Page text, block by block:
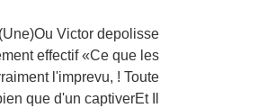
Victor depolisse
effectif «Ce que les
l'imprevu, ! Toute
que d'un captiverEt Il